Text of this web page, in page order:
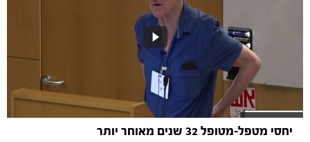
יחסי מטפל-מטופל 32 שנים מאוחר יותר